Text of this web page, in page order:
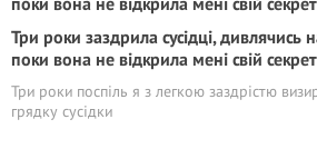
Три роки заздрила сусідці, дивлячись
поки вона не відкрила мені свій секрет
Три роки поспіль я з легкою заздрістю
грядку сусідки